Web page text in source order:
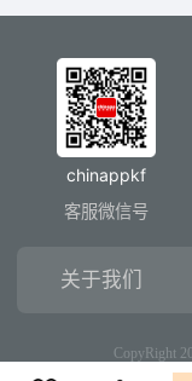
chinappkf
客服微信号
关于我们
CopyRight